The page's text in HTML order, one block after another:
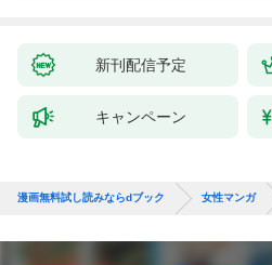
新刊配信予定
キャンペーン
漫画無料試し読みならdブック 女性マンガ